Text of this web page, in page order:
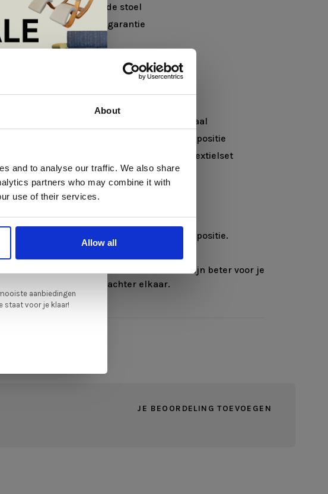
About
and to analyse our traffic. We also share
partners who may combine it with
use of their services.
Allow all
te bevestigen op de stoel
3 jaar aanvullende garantie
polypropyleen en koolstofarm DIN-staal
bijna horizontale tot meer verticale positie
5-punts veiligheidstuigje en wasbare textielset
3 jaar aanvullende garantie
met: alle Stokke® Nomi® stoelen
OM TE WETEN
de eerste 8 tot 10 weken de horizontale positie.
korte momenten in de Newborn Set zijn beter voor je
dan één lange periode achter elkaar.
JE BEOORDELING TOEVOEGEN
gestart!
van
showroommodellen
nu extra voordelig
samen te stellen,
Wonen+ mag
aanbiedingen
staat voor je klaar!